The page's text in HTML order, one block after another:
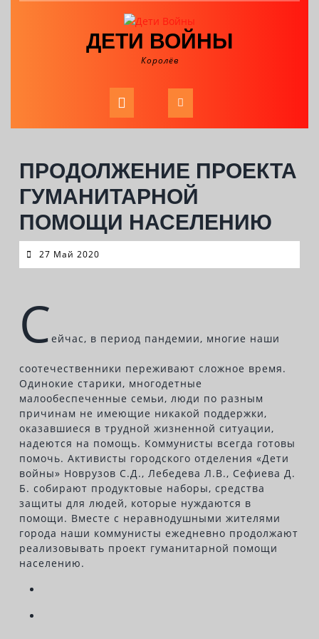
ДЕТИ ВОЙНЫ
Королёв
Open
Button
ПРОДОЛЖЕНИЕ ПРОЕКТА
ГУМАНИТАРНОЙ
ПОМОЩИ НАСЕЛЕНИЮ
27 Май 2020
Май
Сейчас, в период пандемии, многие наши
соотечественники переживают сложное время.
Одинокие старики, многодетные
малообеспеченные семьи, люди по разным
причинам не имеющие никакой поддержки,
оказавшиеся в трудной жизненной ситуации,
надеются на помощь. Коммунисты всегда готовы
помочь. Активисты городского отделения «Дети
войны» Новрузов С.Д., Лебедева Л.В., Сефиева Д.
Б. собирают продуктовые наборы, средства
защиты для людей, которые нуждаются в
помощи. Вместе с неравнодушными жителями
города наши коммунисты ежедневно продолжают
реализовывать проект гуманитарной помощи
населению.